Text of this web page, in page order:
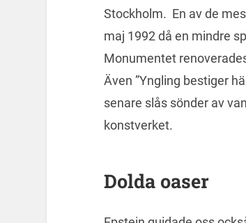
Stockholm. En av de
maj 1992 då en mindre
Monumentet
Även ”Yngling bestiger
senare slås sönder av
konstverket.
Dolda oaser